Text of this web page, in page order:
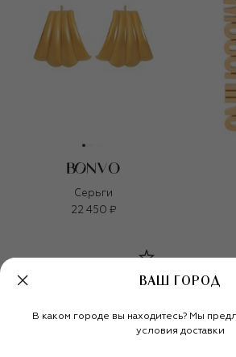
Серьги
22 450 ₽
ВАШ ГОРОД
В каком городе вы находитесь? Мы
условия доставки